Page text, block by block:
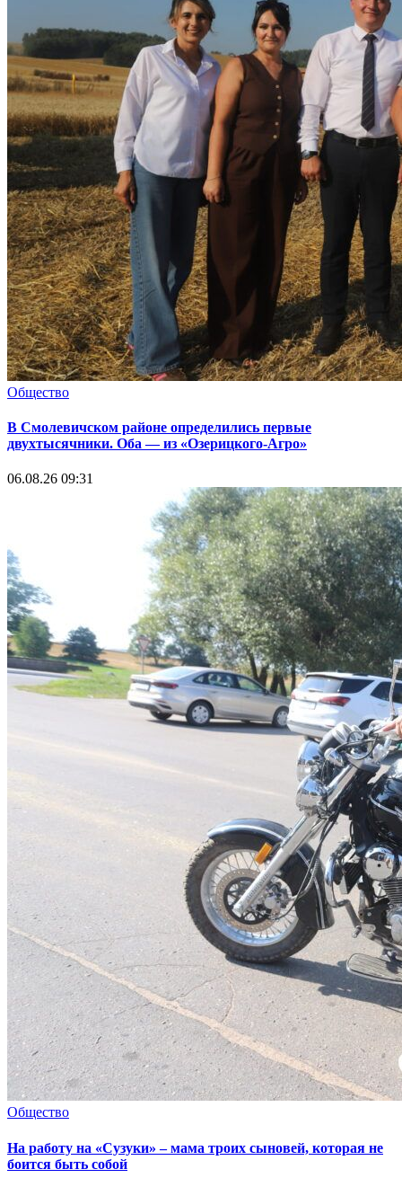
Общество
В Смолевичском районе определились первые
двухтысячники. Оба — из «Озерицкого-Агро»
06.08.26 09:31
Общество
На работу на «Сузуки» – мама троих сыновей, которая не
боится быть собой